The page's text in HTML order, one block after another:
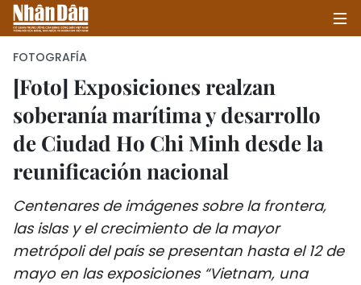
INICIO
POLÍTICA
SOCIEDAD
SALUD - MEDIO AMBIENTE
FOTOGRAFÍA
[Foto] Exposiciones realzan
soberanía marítima y desarrollo
de Ciudad Ho Chi Minh desde la
reunificación nacional
Centenares de imágenes sobre la frontera,
las islas y el crecimiento de la mayor
metrópoli del país se presentan hasta el 12 de
mayo en las exposiciones “Vietnam, una